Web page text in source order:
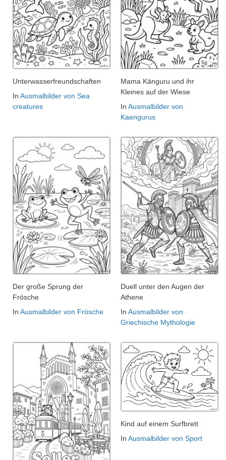
Unterwasserfreundschaften
In Ausmalbilder von Sea
creatures
Mama Känguru und ihr
Kleines auf der Wiese
In Ausmalbilder von
Kaengurus
Der große Sprung der
Frösche
In Ausmalbilder von Frösche
Duell unter den Augen der
Athene
In Ausmalbilder von
Griechische Mythologie
Kind auf einem Surfbrett
In Ausmalbilder von Sport